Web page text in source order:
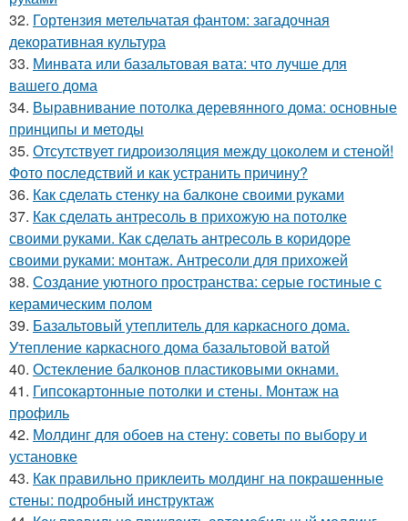
32. Гортензия метельчатая фантом: загадочная
декоративная культура
33. Минвата или базальтовая вата: что лучше для
вашего дома
34. Выравнивание потолка деревянного дома: основные
принципы и методы
35. Отсутствует гидроизоляция между цоколем и стеной!
Фото последствий и как устранить причину?
36. Как сделать стенку на балконе своими руками
37. Как сделать антресоль в прихожую на потолке
своими руками. Как сделать антресоль в коридоре
своими руками: монтаж. Антресоли для прихожей
38. Создание уютного пространства: серые гостиные с
керамическим полом
39. Базальтовый утеплитель для каркасного дома.
Утепление каркасного дома базальтовой ватой
40. Остекление балконов пластиковыми окнами.
41. Гипсокартонные потолки и стены. Монтаж на
профиль
42. Молдинг для обоев на стену: советы по выбору и
установке
43. Как правильно приклеить молдинг на покрашенные
стены: подробный инструктаж